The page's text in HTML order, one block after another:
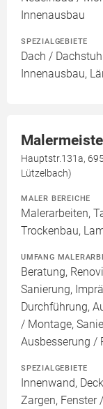
Innenausbau
SPEZIALGEBIETE
Dach /
Innenausbau,
Hauptstr.131a,
Lützelbach)
MALER BEREICHE
Malerarbeiten,
Trockenbau,
UMFANG
Beratung,
Sanierung,
Durchführung,
/ Montage,
Ausbesserung /
SPEZIALGEBIETE
Innenwand,
Zargen, Fenster